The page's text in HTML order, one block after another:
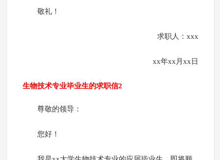
敬礼！
求职人：xxx
xx年xx月xx日
生物技术专业毕业生的求职信2
尊敬的领导：
您好！